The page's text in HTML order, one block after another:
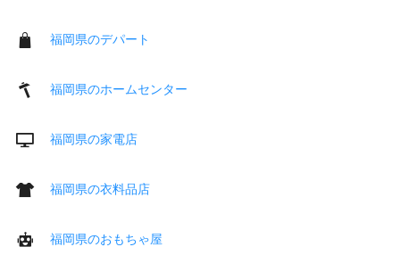
福岡県のデパート
福岡県のホームセンター
福岡県の家電店
福岡県の衣料品店
福岡県のおもちゃ屋